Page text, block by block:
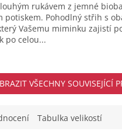
rukávem z jemné
potiskem. Pohodlný střih s
Vašemu miminku zajistí
po celou...
VŠECHNY SOUVISEJÍCÍ
Tabulka velikostí